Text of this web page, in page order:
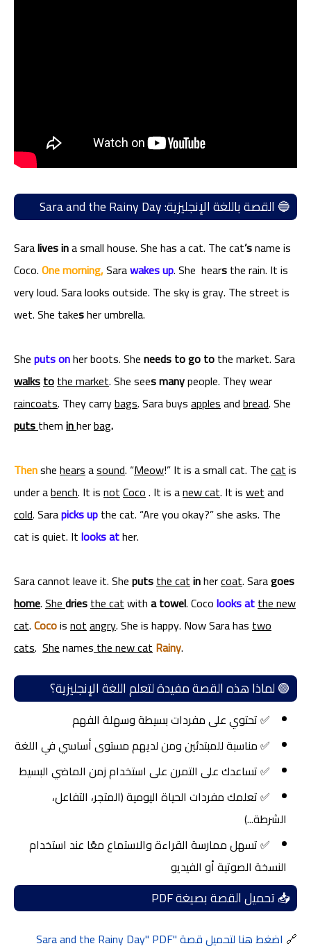
🔵 القصة باللغة الإنجليزية: Sara and the Rainy Day
Saralives ina small house. She has a cat. The cat’sname is
Coco.One morning,Sarawakes up. She hearsthe rain. It is
very loud. Sara looks outside. The sky is gray. The street is
wet. She takesher umbrella.
Sheputs onher boots. Sheneeds to go tothe market. Sara
walkstothe market. She seesmanypeople. They wear
raincoats. They carrybags. Sara buysapplesandbread. She
putstheminherbag.
Thenshehearsasound. “Meow!” It is a small cat. Thecatis
under abench. It isnotCoco. It is anew cat. It iswetand
cold. Sarapicks upthe cat. “Are you okay?” she asks. The
cat is quiet. Itlooks ather.
Sara cannot leave it. Sheputsthe catinhercoat. Saragoes
home.Shedriesthe catwitha towel. Cocolooks atthe new
cat.Cocoisnotangry. She is happy. Now Sara hastwo
cats. Shenamesthe new catRainy.
🟢 لماذا هذه القصة مفيدة لتعلم اللغة الإنجليزية؟
✅ تحتوي على مفردات بسيطة وسهلة الفهم
✅ مناسبة للمبتدئين ومن لديهم مستوى أساسي في اللغة
✅ تساعدك على التمرن على استخدامزمن الماضي البسيط
✅ تعلمك مفردات الحياة اليومية (المتجر، التفاعل،
الشرطة...)
✅ تسهل ممارسة القراءة والاستماع معًا عند استخدام
النسخة الصوتية أو الفيديو
📥 تحميل القصة بصيغة PDF
🔗 اضغط هنا لتحميل قصة "Sara and the Rainy Day" PDF